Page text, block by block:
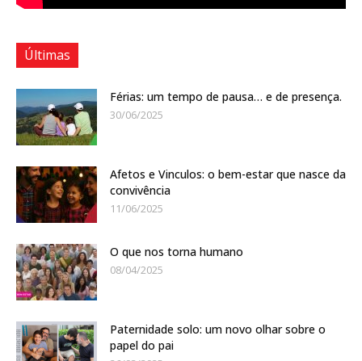
Últimas
Férias: um tempo de pausa… e de presença.
30/06/2025
Afetos e Vinculos: o bem-estar que nasce da
convivência
11/06/2025
O que nos torna humano
08/04/2025
Paternidade solo: um novo olhar sobre o
papel do pai